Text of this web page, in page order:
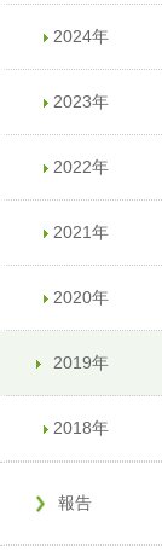
2024年
2023年
2022年
2021年
2020年
2019年
2018年
報告